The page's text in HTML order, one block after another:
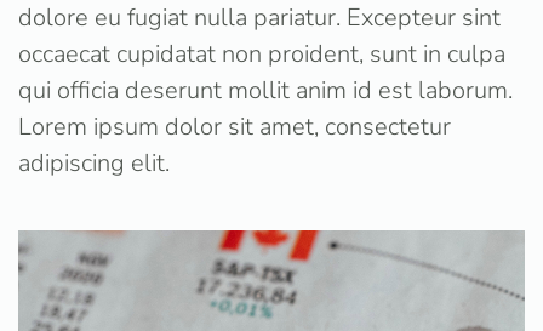
dolore eu fugiat nulla pariatur. Excepteur sint
occaecat cupidatat non proident, sunt in culpa
qui officia deserunt mollit anim id est laborum.
Lorem ipsum dolor sit amet, consectetur
adipiscing elit.